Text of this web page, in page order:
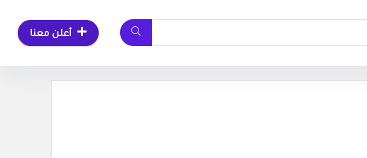
أعلن معنا